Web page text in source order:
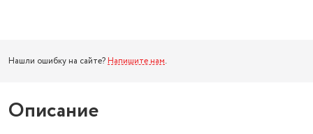
Нашли ошибку на сайте? Напишите нам.
Описание